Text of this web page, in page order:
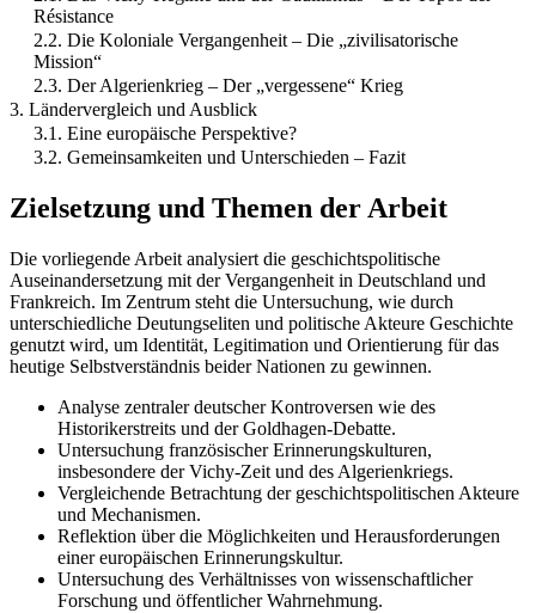
Résistance
2.2. Die Koloniale Vergangenheit – Die „zivilisatorische
Mission“
2.3. Der Algerienkrieg – Der „vergessene“ Krieg
3. Ländervergleich und Ausblick
3.1. Eine europäische Perspektive?
3.2. Gemeinsamkeiten und Unterschieden – Fazit
Zielsetzung und Themen der Arbeit
Die vorliegende Arbeit analysiert die geschichtspolitische
Auseinandersetzung mit der Vergangenheit in Deutschland und
Frankreich. Im Zentrum steht die Untersuchung, wie durch
unterschiedliche Deutungseliten und politische Akteure Geschichte
genutzt wird, um Identität, Legitimation und Orientierung für das
heutige Selbstverständnis beider Nationen zu gewinnen.
Analyse zentraler deutscher Kontroversen wie des
Historikerstreits und der Goldhagen-Debatte.
Untersuchung französischer Erinnerungskulturen,
insbesondere der Vichy-Zeit und des Algerienkriegs.
Vergleichende Betrachtung der geschichtspolitischen Akteure
und Mechanismen.
Reflektion über die Möglichkeiten und Herausforderungen
einer europäischen Erinnerungskultur.
Untersuchung des Verhältnisses von wissenschaftlicher
Forschung und öffentlicher Wahrnehmung.